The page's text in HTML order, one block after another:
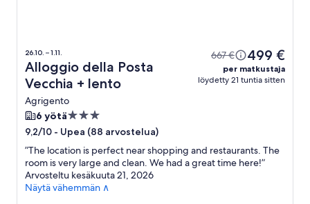
26.10. – 1.11.
Alloggio della Posta
Vecchia + lento
Agrigento
667 € 499 €
per matkustaja
löydetty 21 tuntia sitten
6 yötä3.0
tähden
majoituspaikka
9,2/10 - Upea (88 arvostelua)
”The location is perfect near shopping and restaurants. The
room is very large and clean. We had a great time here!”
Arvosteltu kesäkuuta 21, 2026
Näytä vähemmän ∧